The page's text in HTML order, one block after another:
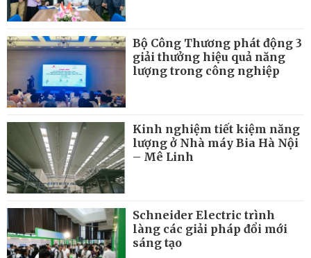
Bộ Công Thương phát động 3
giải thưởng hiệu quả năng
lượng trong công nghiệp
Kinh nghiệm tiết kiệm năng
lượng ở Nhà máy Bia Hà Nội
– Mê Linh
Schneider Electric trình
làng các giải pháp đổi mới
sáng tạo